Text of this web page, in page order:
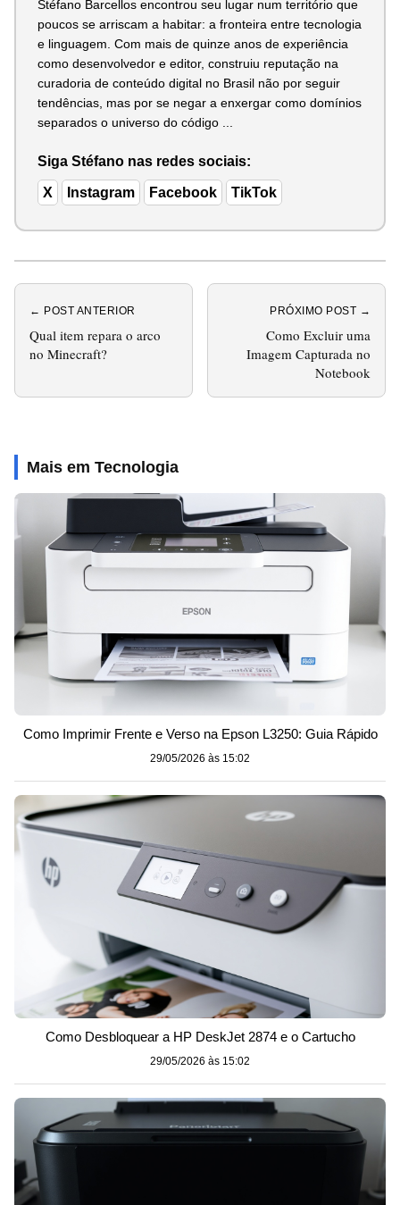
Stéfano Barcellos encontrou seu lugar num território que
poucos se arriscam a habitar: a fronteira entre tecnologia
e linguagem. Com mais de quinze anos de experiência
como desenvolvedor e editor, construiu reputação na
curadoria de conteúdo digital no Brasil não por seguir
tendências, mas por se negar a enxergar como domínios
separados o universo do código ...
Siga Stéfano nas redes sociais:
X Instagram Facebook TikTok
← POST ANTERIOR
Qual item repara o arco
no Minecraft?
PRÓXIMO POST →
Como Excluir uma
Imagem Capturada no
Notebook
Mais em Tecnologia
Como Imprimir Frente e Verso na Epson L3250: Guia Rápido
29/05/2026 às 15:02
Como Desbloquear a HP DeskJet 2874 e o Cartucho
29/05/2026 às 15:02